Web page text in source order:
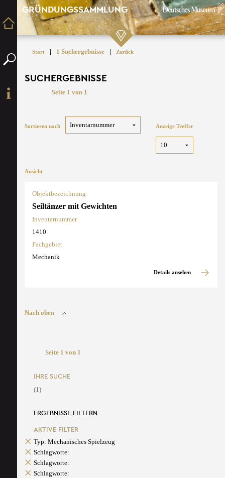
GRÜNDUNGSSAMMLUNG
Start | 1 Suchergebnisse | Zurück
SUCHERGEBNISSE
Seite 1 von 1
Sortieren nach Anzeige Treffer
Ansicht
Objektbezeichnung
Seiltänzer mit Gewichten
Inventarnummer
1410
Fachgebiet
Mechanik
Details ansehen
Nach oben
Seite 1 von 1
IHRE SUCHE
(1)
ERGEBNISSE FILTERN
AKTIVE FILTER
Typ: Mechanisches Spielzeug
Schlagworte:
Schlagworte:
Schlagworte: